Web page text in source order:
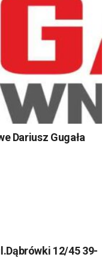
Dariusz Gugała
12/45 39-